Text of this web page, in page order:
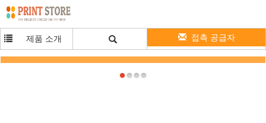
제품 소개 접촉 공급자
IP20는 임명에 의하여 통합된 감지기 LED 운전사 18W의 3개 단계 흐리게 하는 기능을 고
립시켰습니다